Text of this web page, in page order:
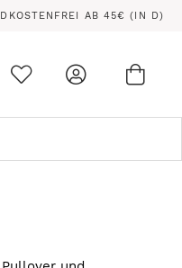
AB 45€ (IN D)